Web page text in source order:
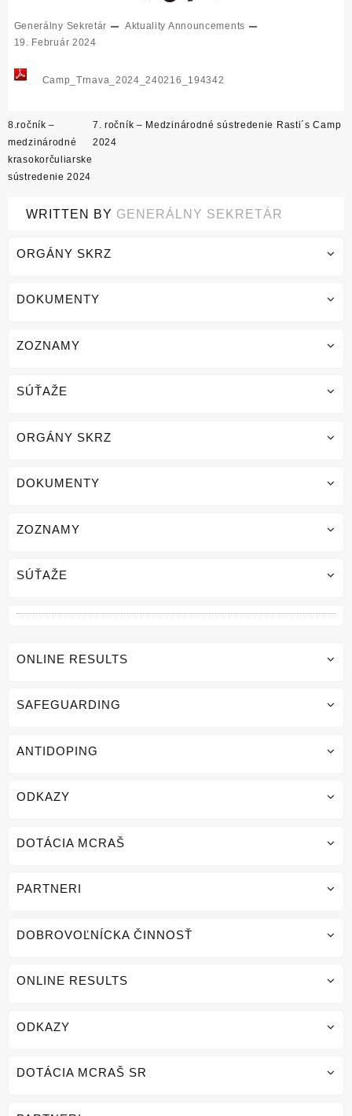
ORGÁNY SKRZ
DOKUMENTY
ZOZNAMY
SÚŤAŽE
ORGÁNY SKRZ
DOKUMENTY
ZOZNAMY
SÚŤAŽE
Generálny Sekretár Aktuality Announcements
19. Február 2024
Camp_Trnava_2024_240216_194342
Post
navigation
8.ročník –
medzinárodné
krasokorčuliarske
sústredenie 2024
7. ročník – Medzinárodné sústredenie Rasti´s Camp
2024
WRITTEN BY GENERÁLNY SEKRETÁR
ONLINE RESULTS
SAFEGUARDING
ANTIDOPING
ODKAZY
DOTÁCIA MCRAŠ
PARTNERI
DOBROVOĽNÍCKA ČINNOSŤ
ONLINE RESULTS
ODKAZY
DOTÁCIA MCRAŠ SR